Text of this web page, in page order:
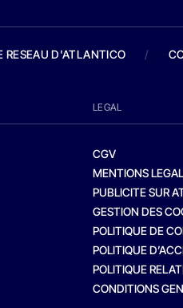
RESEAU D'ATLANTICO /
LEGAL
CGV
MENTIONS
PUBLICITE SUR
GESTION DES
POLITIQUE DE
POLITIQUE
POLITIQUE
CONDITIONS